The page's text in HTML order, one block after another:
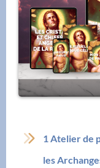
1 Atelier de
les